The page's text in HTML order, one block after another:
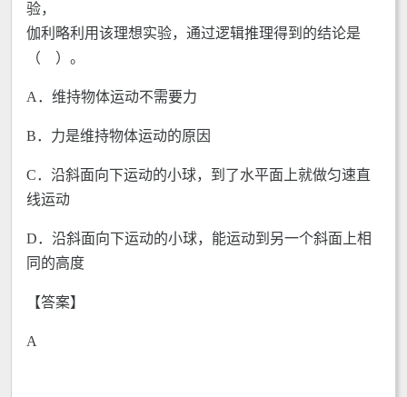
验，
伽利略利用该理想实验，通过逻辑推理得到的结论是
（ ）。
A．维持物体运动不需要力
B．力是维持物体运动的原因
C．沿斜面向下运动的小球，到了水平面上就做匀速直
线运动
D．沿斜面向下运动的小球，能运动到另一个斜面上相
同的高度
【答案】
A